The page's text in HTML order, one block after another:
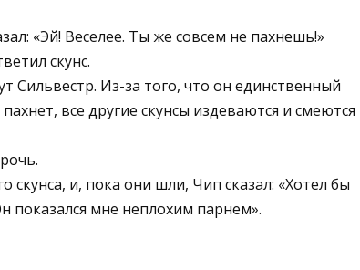
«Эй! Веселее. Ты же совсем не пахнешь!»
скунс.
Сильвестр. Из-за того, что он единственный
все другие скунсы издеваются и смеются
скунса, и, пока они шли, Чип сказал: «Хотел бы
показался мне неплохим парнем».